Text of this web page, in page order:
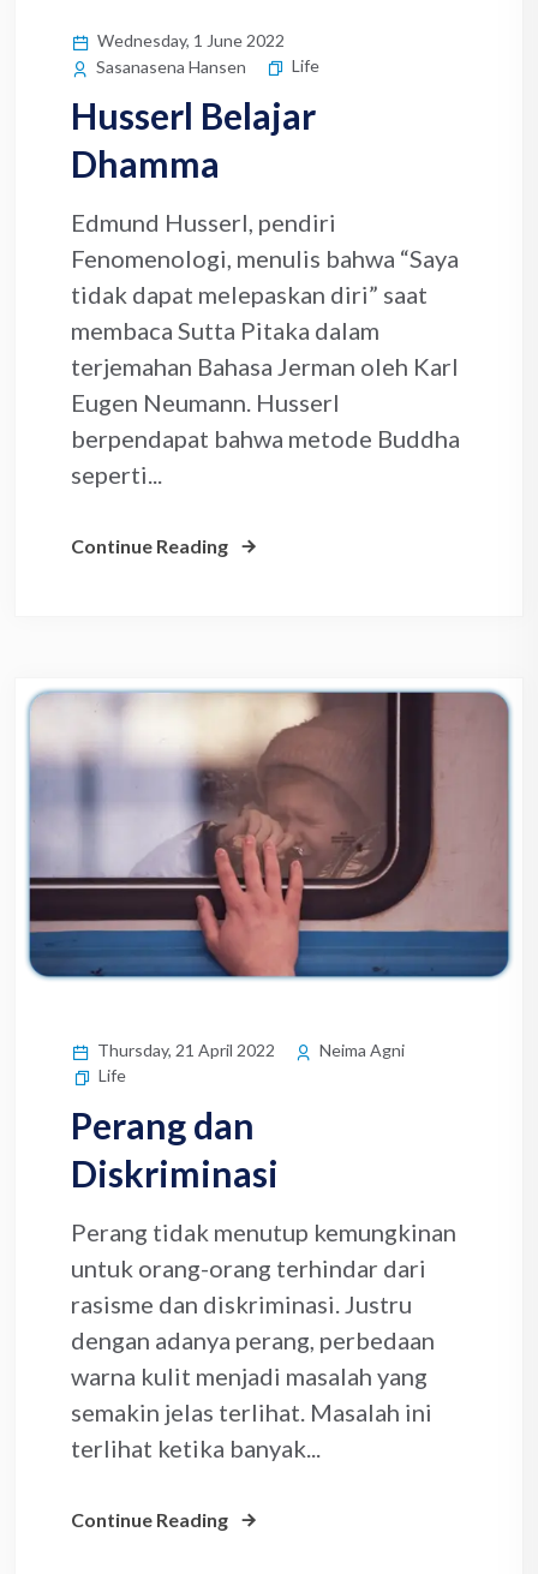
Wednesday, 1 June 2022
Sasanasena Hansen
Life
Husserl Belajar
Dhamma
Edmund Husserl, pendiri
Fenomenologi, menulis bahwa “Saya
tidak dapat melepaskan diri” saat
membaca Sutta Pitaka dalam
terjemahan Bahasa Jerman oleh Karl
Eugen Neumann. Husserl
berpendapat bahwa metode Buddha
seperti...
Continue Reading
Thursday, 21 April 2022
Neima Agni
Life
Perang dan
Diskriminasi
Perang tidak menutup kemungkinan
untuk orang-orang terhindar dari
rasisme dan diskriminasi. Justru
dengan adanya perang, perbedaan
warna kulit menjadi masalah yang
semakin jelas terlihat. Masalah ini
terlihat ketika banyak...
Continue Reading